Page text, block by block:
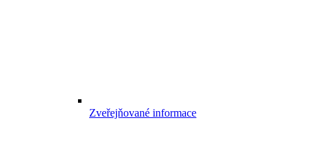
Zveřejňované informace